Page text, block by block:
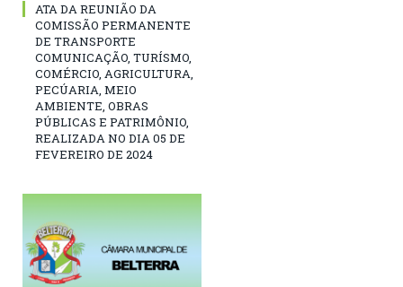
ATA DA REUNIÃO DA
COMISSÃO PERMANENTE
DE TRANSPORTE
COMUNICAÇÃO, TURÍSMO,
COMÉRCIO, AGRICULTURA,
PECÚARIA, MEIO
AMBIENTE, OBRAS
PÚBLICAS E PATRIMÔNIO,
REALIZADA NO DIA 05 DE
FEVEREIRO DE 2024